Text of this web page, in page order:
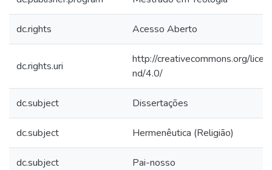
dc.rights Acesso Aberto
dc.rights.uri
http://creativecommons.org/
nd/4.0/
dc.subject Dissertações
dc.subject Hermenêutica (Religião)
dc.subject Pai-nosso